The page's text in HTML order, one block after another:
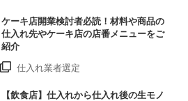
ケーキ店開業検討者必読！材料や商品の
仕入れ先やケーキ店の店番メニューをご
紹介
仕入れ業者選定
【飲食店】仕入れから仕入れ後の生モノ